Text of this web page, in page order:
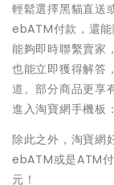
輕鬆選擇黑貓直送
ebATM付款，還
能夠即時聯繫賣家
也能立即獲得解答
道。部分商品更享
進入淘寶網手機板
除此之外，淘寶網
ebATM或是ATM
元！